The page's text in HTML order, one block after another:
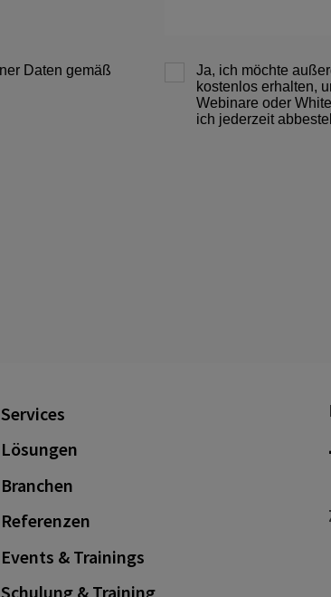
Services
Lösungen
Branchen
Referenzen
Events & Trainings
Schulung & Training